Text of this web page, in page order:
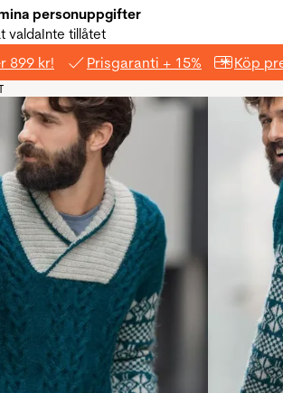
personuppgifter
valdaInte tillåtet
899 kr! Prisgaranti + 15% Köp